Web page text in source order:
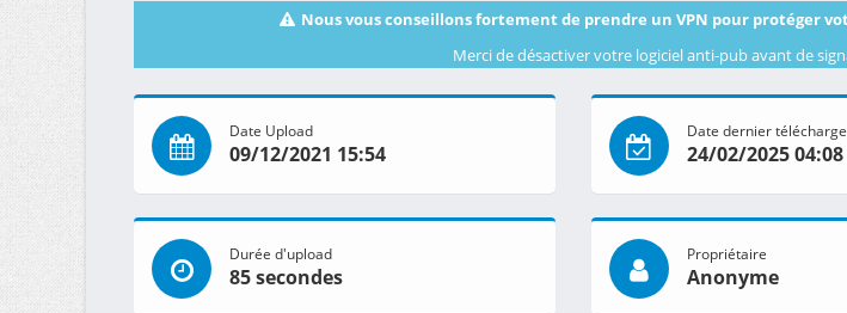
Nous vous conseillons fortement de prendre un VPN pour protéger
Merci de désactiver votre logiciel anti-pub avant de
Date Upload
09/12/2021 15:54
Date dernier
24/02/2025 04:08
Durée d'upload
85 secondes
Propriétaire
Anonyme